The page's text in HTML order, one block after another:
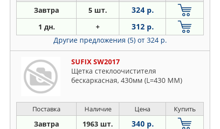
Завтра 5 шт. 324 р.
1 дн. + 312 р.
Другие предложения (5) от 324 р.
SUFIX SW2017
Щетка стеклоочистителя
бескаркасная, 430мм (L=430 ММ)
Поставка Наличие Цена Купить
Завтра 1963 шт. 340 р.